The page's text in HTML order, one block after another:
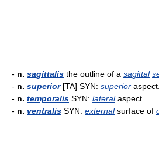
- n. sagittalis the outline of a sagittal
- n. superior [TA] SYN: superior aspect.
- n. temporalis SYN: lateralaspect.
- n. ventralis SYN: externalsurface of